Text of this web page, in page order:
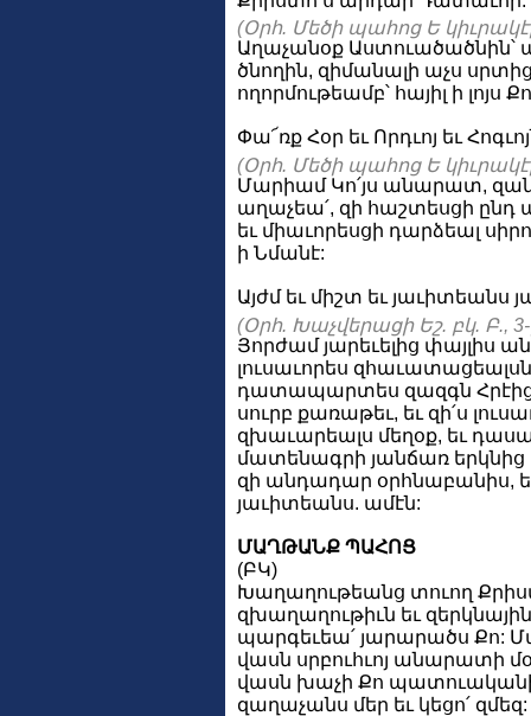
(Օրհ. Մեծի պահոց Ե
Աղաչանօք
ծնողին, զիմանալի աչս
ողորմութեամբ՝ հայիլ ի լոյս
Փա՜ռք Հօր եւ Որդւոյ եւ
(Օրհ. Մեծի պահոց Ե
Մարիամ Կո՛յս անարատ,
աղաչեա՛, զի հաշտեսցի ընդ
եւ միաւորեսցի դարձեալ
ի Նմանէ:
Այժմ եւ միշտ եւ յաւիտեանս
(Օրհ. Խաչվերացի Եշ. բկ. Բ.,
Յորժամ յարեւելից փայլիս
լուսաւորես զհաւատացեալսն
դատապարտես զազգն
սուրբ քառաթեւ, եւ զի՛ս
զխաւարեալս մեղօք, եւ
մատենագրի յանճառ երկնից
զի անդադար օրհնաբանիս,
յաւիտեանս. ամէն:
ՄԱՂԹԱՆՔ ՊԱՀՈՑ
(ԲԿ)
Խաղաղութեանց տուող
զխաղաղութիւն եւ
պարգեւեա՛ յարարածս Քո:
վասն սրբուհւոյ անարատի
վասն խաչի Քո պատուականի
զաղաչանս մեր եւ կեցո՛ զմեզ: